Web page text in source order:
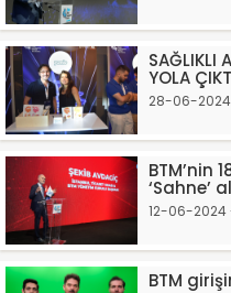
SAĞLIKLI
YOLA
28-06-
BTM’nin
‘Sahne’
12-06-2024
BTM